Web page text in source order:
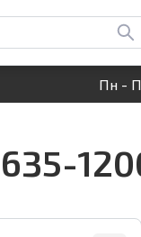
на сайте
Пн -